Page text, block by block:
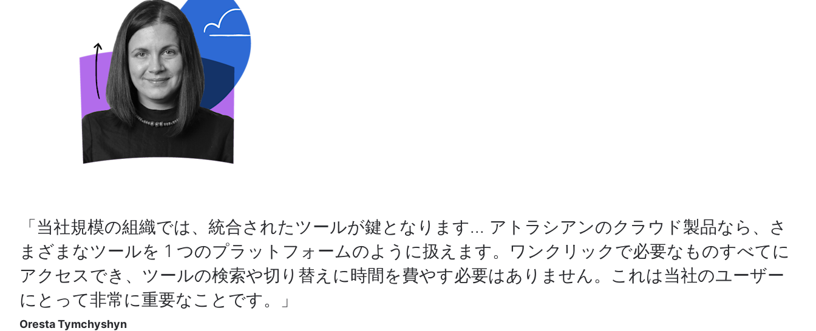
当社規模の組織では、統合されたツールが鍵となります... アトラシアンのクラウド製品なら、さ
まざまなツールを 1 つのプラットフォームのように扱えます。ワンクリックで必要なものすべてに
アクセスでき、ツールの検索や切り替えに時間を費やす必要はありません。これは当社のユーザー
にとって非常に重要なことです。
Oresta Tymchyshyn